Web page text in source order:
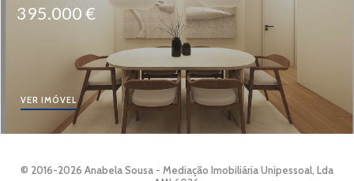
395.000 €
VER IMÓVEL
© 2016-2026 Anabela Sousa - Mediação Imobiliária Unipessoal, Lda